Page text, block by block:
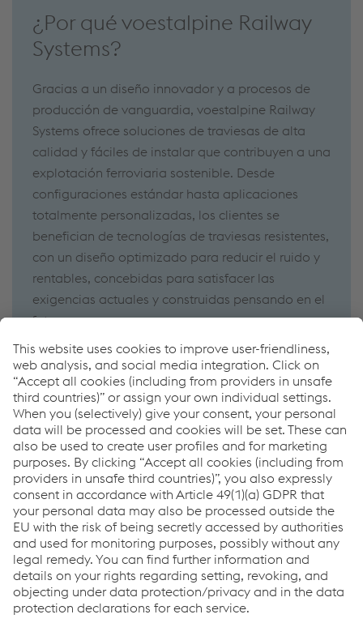
¿Por qué voestalpine Railway
Systems?
Gracias a un diseño innovador y a procesos de
producción de vanguardia, voestalpine Railway
Systems ofrece soluciones de traviesas de alta
calidad y fáciles de instalar que contribuyen a una
explotación ferroviaria sostenible. Desde
configuraciones estándar hasta aplicaciones
totalmente personalizadas, los clientes se
benefician de tecnologías de traviesas resistentes,
con un diseño optimizado para reducir el ruido y
rentables, concebidas para satisfacer las
exigencias actuales y construidas pensando en el
futuro.
How can we help you?
If you have questions or feedback, please feel free to
contact us. We are happy to help!
Contacta con nosotros
Links
Applications
Products